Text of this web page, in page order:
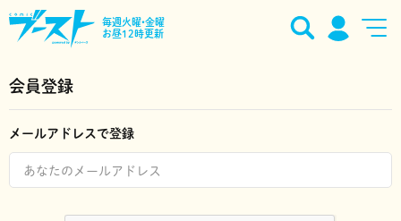
毎週火曜•金曜
お昼12時更新
会員登録
メールアドレスで登録